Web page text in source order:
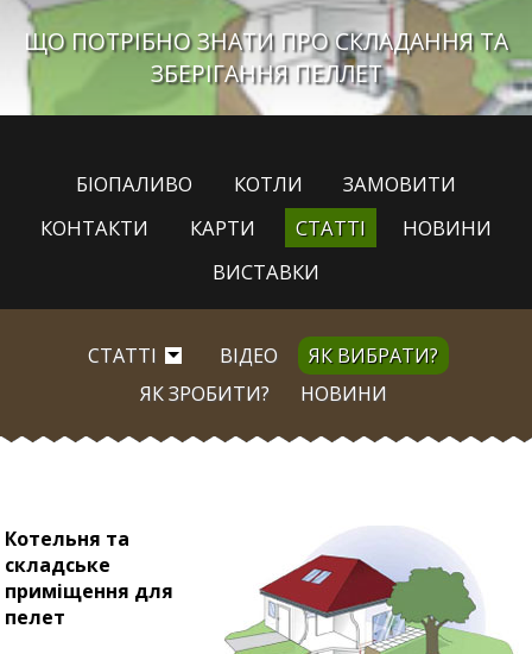
ЩО ПОТРІБНО ЗНАТИ ПРО СКЛАДАННЯ ТА
ЗБЕРІГАННЯ ПЕЛЛЕТ
БІОПАЛИВО КОТЛИ
ЗАМОВИТИ
КОНТАКТИ
КАРТИ СТАТТІ
НОВИНИ
ВИСТАВКИ
СТАТТІ ВІДЕО
ЯК ВИБРАТИ?
ЯК ЗРОБИТИ?
НОВИНИ
Котельня та
складське
приміщення для
пелет